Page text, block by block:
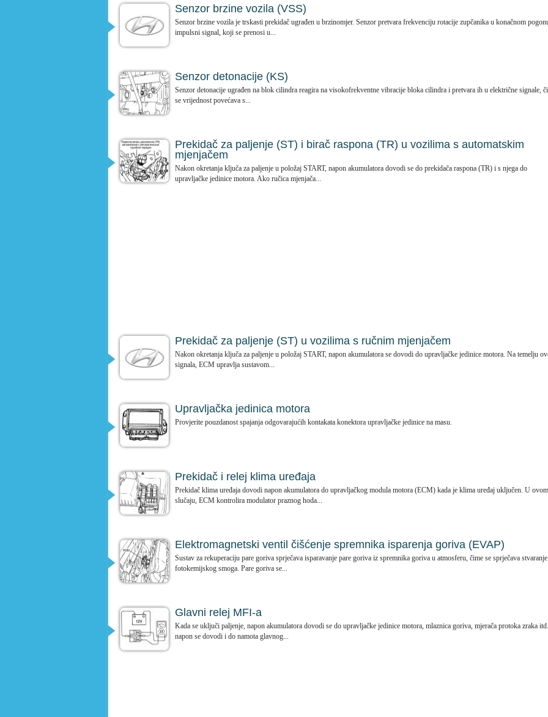
Senzor brzine vozila (VSS)
Senzor brzine vozila je trskasti prekidač ugrađen u brzinomjer. Senzor pretvara frekvenciju rotacije zupčanika u konačnom
impulsni signal, koji se prenosi u...
Senzor detonacije (KS)
Senzor detonacije ugrađen na blok cilindra reagira na visokofrekventne vibracije bloka cilindra i pretvara ih u električne signale,
se vrijednost povećava s...
Prekidač za paljenje (ST) i birač raspona (TR) u vozilima s automatskim
mjenjačem
Nakon okretanja ključa za paljenje u položaj START, napon akumulatora dovodi se do prekidača raspona (TR) i s njega do
upravljačke jedinice motora. Ako ručica mjenjača...
Prekidač za paljenje (ST) u vozilima s ručnim mjenjačem
Nakon okretanja ključa za paljenje u položaj START, napon akumulatora se dovodi do upravljačke jedinice motora. Na temelju
signala, ECM upravlja sustavom...
Upravljačka jedinica motora
Provjerite pouzdanost spajanja odgovarajućih kontakata konektora upravljačke jedinice na masu.
Prekidač i relej klima uređaja
Prekidač klima uređaja dovodi napon akumulatora do upravljačkog modula motora (ECM) kada je klima uređaj uključen. U ovom
slučaju, ECM kontrolira modulator praznog hoda...
Elektromagnetski ventil čišćenje spremnika isparenja goriva (EVAP)
Sustav za rekuperaciju pare goriva sprječava isparavanje pare goriva iz spremnika goriva u atmosferu, čime se sprječava stvaranje
fotokemijskog smoga. Pare goriva se...
Glavni relej MFI-a
Kada se uključi paljenje, napon akumulatora dovodi se do upravljačke jedinice motora, mlaznica goriva, mjerača protoka zraka
napon se dovodi i do namota glavnog...